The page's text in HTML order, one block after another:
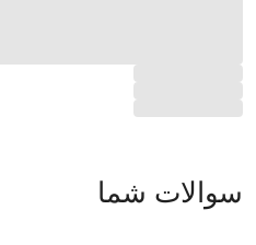
سوالات شما